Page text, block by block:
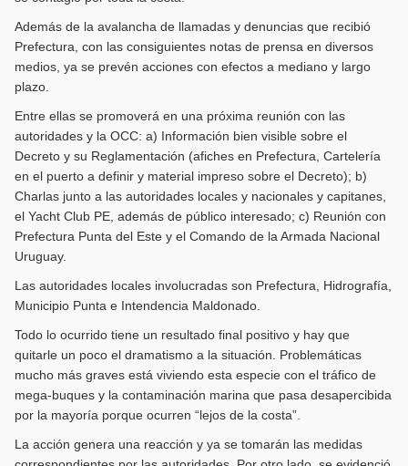
Además de la avalancha de llamadas y denuncias que recibió
Prefectura, con las consiguientes notas de prensa en diversos
medios, ya se prevén acciones con efectos a mediano y largo
plazo.
Entre ellas se promoverá en una próxima reunión con las
autoridades y la OCC: a) Información bien visible sobre el
Decreto y su Reglamentación (afiches en Prefectura, Cartelería
en el puerto a definir y material impreso sobre el Decreto); b)
Charlas junto a las autoridades locales y nacionales y capitanes,
el Yacht Club PE, además de público interesado; c) Reunión con
Prefectura Punta del Este y el Comando de la Armada Nacional
Uruguay.
Las autoridades locales involucradas son Prefectura, Hidrografía,
Municipio Punta e Intendencia Maldonado.
Todo lo ocurrido tiene un resultado final positivo y hay que
quitarle un poco el dramatismo a la situación. Problemáticas
mucho más graves está viviendo esta especie con el tráfico de
mega-buques y la contaminación marina que pasa desapercibida
por la mayoría porque ocurren “lejos de la costa”.
La acción genera una reacción y ya se tomarán las medidas